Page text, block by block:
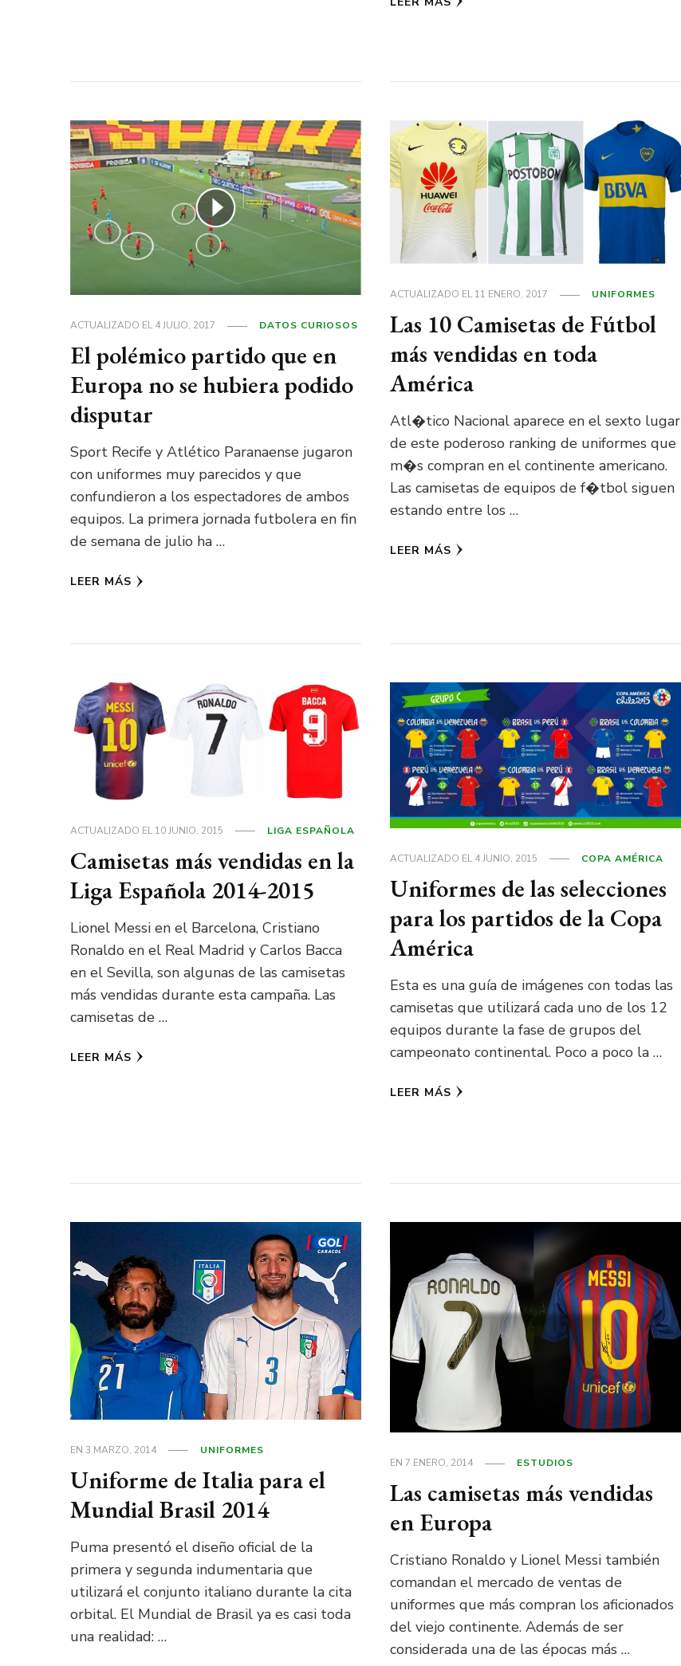
ACTUALIZADO EL4 JULIO, 2017 DATOS CURIOSOS
El polémico partido que en
Europa no se hubiera podido
disputar
Sport Recife y Atlético Paranaense jugaron
con uniformes muy parecidos y que
confundieron a los espectadores de ambos
equipos. La primera jornada futbolera en fin
de semana de julio ha …
LEER MÁS
ACTUALIZADO EL11 ENERO, 2017 UNIFORMES
Las 10 Camisetas de Fútbol
más vendidas en toda
América
Atl�tico Nacional aparece en el sexto lugar
de este poderoso ranking de uniformes que
m�s compran en el continente americano.
Las camisetas de equipos de f�tbol siguen
estando entre los …
LEER MÁS
ACTUALIZADO EL10 JUNIO, 2015 LIGA ESPAÑOLA
Camisetas más vendidas en la
Liga Española 2014-2015
Lionel Messi en el Barcelona, Cristiano
Ronaldo en el Real Madrid y Carlos Bacca
en el Sevilla, son algunas de las camisetas
más vendidas durante esta campaña. Las
camisetas de …
LEER MÁS
ACTUALIZADO EL4 JUNIO, 2015 COPA AMÉRICA
Uniformes de las selecciones
para los partidos de la Copa
América
Esta es una guía de imágenes con todas las
camisetas que utilizará cada uno de los 12
equipos durante la fase de grupos del
campeonato continental. Poco a poco la …
LEER MÁS
EN 3 MARZO, 2014 UNIFORMES
Uniforme de Italia para el
Mundial Brasil 2014
Puma presentó el diseño oficial de la
primera y segunda indumentaria que
utilizará el conjunto italiano durante la cita
orbital. El Mundial de Brasil ya es casi toda
una realidad: …
EN7 ENERO, 2014 ESTUDIOS
Las camisetas más vendidas
en Europa
Cristiano Ronaldo y Lionel Messi también
comandan el mercado de ventas de
uniformes que más compran los aficionados
del viejo continente. Además de ser
considerada una de las épocas más …